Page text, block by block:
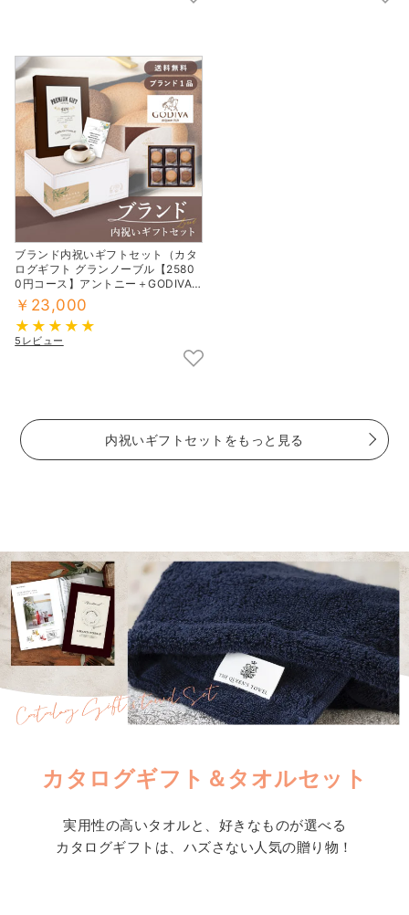
ブランド内祝いギフトセット（カタ
ログギフト グランノーブル【2580
0円コース】アントニー＋GODIVA
クッキー）
￥23,000
5レビュー
内祝いギフトセットをもっと見る
カタログギフト＆タオルセット
実用性の高いタオルと、好きなものが選べる
カタログギフトは、ハズさない人気の贈り物！